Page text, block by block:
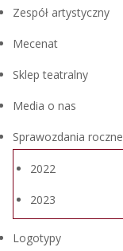
Zespół artystyczny
Mecenat
Sklep teatralny
Media o nas
Sprawozdania roczne
2022
2023
Logotypy